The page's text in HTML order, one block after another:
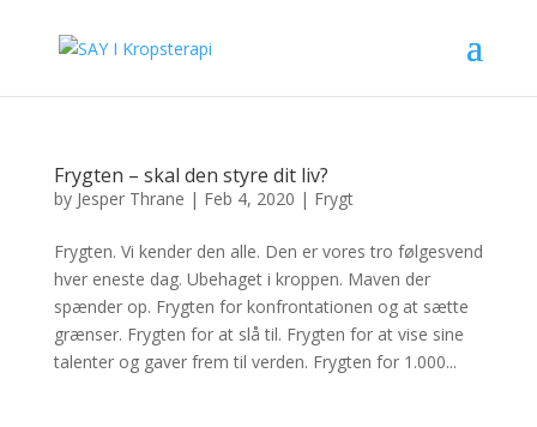
Frygten – skal den styre dit liv?
by Jesper Thrane | Feb 4, 2020 | Frygt
Frygten. Vi kender den alle. Den er vores tro følgesvend
hver eneste dag. Ubehaget i kroppen. Maven der
spænder op. Frygten for konfrontationen og at sætte
grænser. Frygten for at slå til. Frygten for at vise sine
talenter og gaver frem til verden. Frygten for 1.000...